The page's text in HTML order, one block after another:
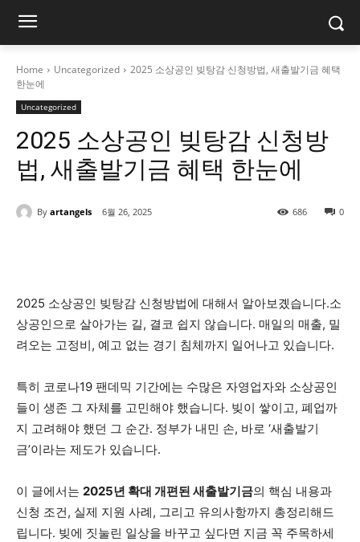
Home Uncategorized
2025 소상공인 빚탕감 신청방법, 새출발기금 혜택
한눈에
Uncategorized
2025 소상공인 빚탕감 신청방
법, 새출발기금 혜택 한눈에
By artangels 6월 26, 2025 0
686
2025 소상공인 빚탕감 신청방법에 대해서 알아보곘습니다.소
상공인으로 살아가는 길, 결코 쉽지 않습니다. 매일의 매출, 밀
려오는 고정비, 예고 없는 경기 침체까지 일어나고 있습니다.
특히 코로나19 팬데믹 기간에는 수많은 자영업자와 소상공인
들이 생존 그 자체를 고민해야 했습니다. 빚이 쌓이고, 폐업까
지 고려해야 했던 그 순간. 정부가 내민 손, 바로 ‘새출발기
금’이라는 제도가 있습니다.
이 글에서는 2025년 확대 개편된 새출발기금의 핵심 내용과
신청 조건, 실제 지원 사례, 그리고 유의사항까지 총정리해드
립니다. 빚에 짓눌린 일상을 바꾸고 싶다면 지금 꼭 주목하세